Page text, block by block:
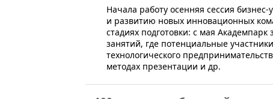
​Начала работу осенняя сессия
и развитию новых инновационных
стадиях подготовки: с мая
занятий, где потенциальные
технологического
методах презентации и др.